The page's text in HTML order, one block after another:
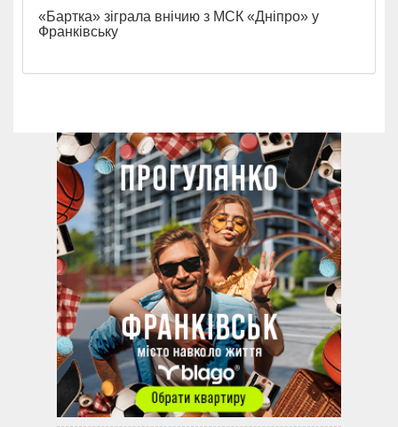
«Бартка» зіграла внічию з МСК «Дніпро» у
Франківську